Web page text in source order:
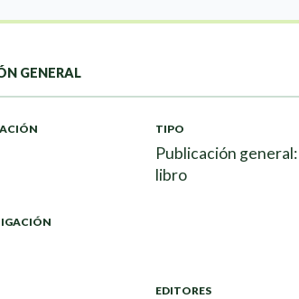
GENERAL
TIPO
Publicación
libro
EDITORES